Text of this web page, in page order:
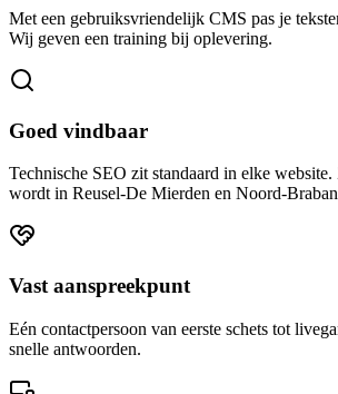
Met een gebruiksvriendelijk CMS pas je
Wij geven een training bij oplevering.
Goed vindbaar
Technische SEO zit standaard in elke
wordt in Reusel-De Mierden en Noord-
Vast aanspreekpunt
Eén contactpersoon van eerste schets tot
snelle antwoorden.